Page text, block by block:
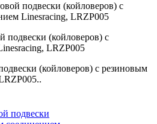
подвески (койловеров) с
Linesracing, LRZP005
(койловеров) с резиновым